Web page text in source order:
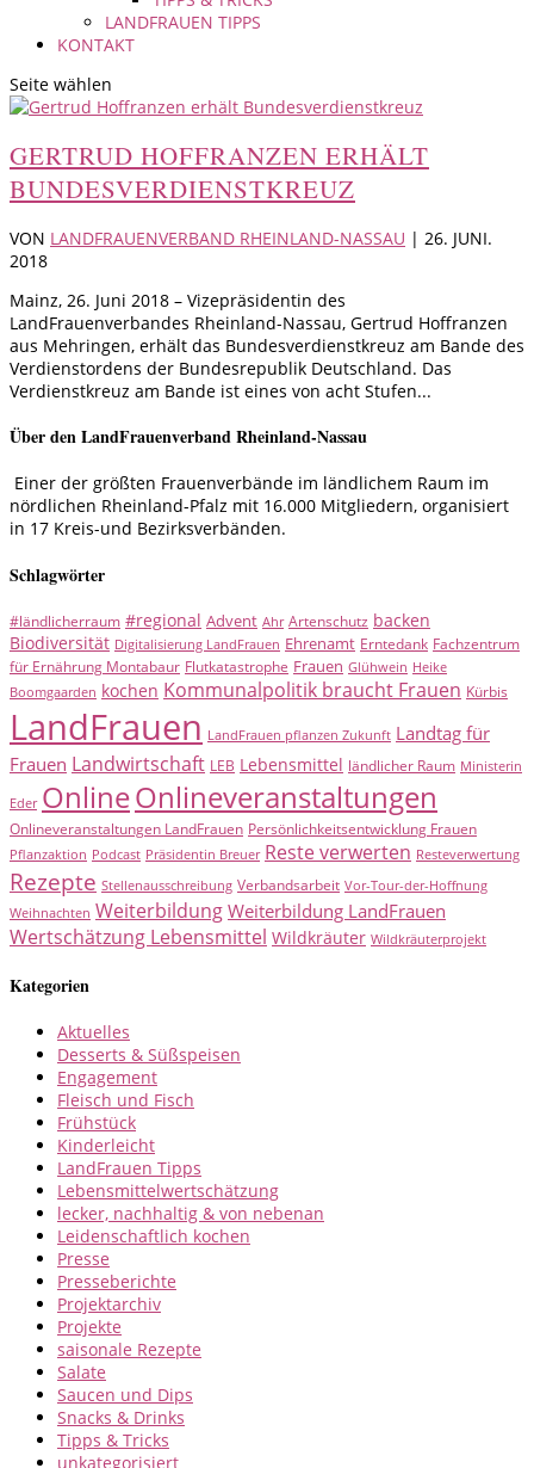
LANDFRAUEN TIPPS
KONTAKT
Seite wählen
GERTRUD HOFFRANZEN ERHÄLT
BUNDESVERDIENSTKREUZ
VON LANDFRAUENVERBAND RHEINLAND-NASSAU | 26. JUNI.
2018
Mainz, 26. Juni 2018 – Vizepräsidentin des
LandFrauenverbandes Rheinland-Nassau, Gertrud Hoffranzen
aus Mehringen, erhält das Bundesverdienstkreuz am Bande des
Verdienstordens der Bundesrepublik Deutschland. Das
Verdienstkreuz am Bande ist eines von acht Stufen...
Über den LandFrauenverband Rheinland-Nassau
Einer der größten Frauenverbände im ländlichem Raum im
nördlichen Rheinland-Pfalz mit 16.000 Mitgliedern, organisiert
in 17 Kreis-und Bezirksverbänden.
Schlagwörter
#ländlicherraum #regional Advent Ahr Artenschutz backen
Biodiversität Digitalisierung LandFrauen Ehrenamt Erntedank Fachzentrum
für Ernährung Montabaur Flutkatastrophe Frauen Glühwein Heike
Boomgaarden kochen Kommunalpolitik braucht Frauen Kürbis
LandFrauen LandFrauen pflanzen Zukunft Landtag für
Frauen Landwirtschaft LEB Lebensmittel ländlicher Raum Ministerin
Eder OnlineOnlineveranstaltungen
Onlineveranstaltungen LandFrauen Persönlichkeitsentwicklung Frauen
Pflanzaktion Podcast Präsidentin Breuer Reste verwerten Resteverwertung
Rezepte Stellenausschreibung Verbandsarbeit Vor-Tour-der-Hoffnung
Weihnachten Weiterbildung Weiterbildung LandFrauen
Wertschätzung Lebensmittel Wildkräuter Wildkräuterprojekt
Kategorien
Aktuelles
Desserts & Süßspeisen
Engagement
Fleisch und Fisch
Frühstück
Kinderleicht
LandFrauen Tipps
Lebensmittelwertschätzung
lecker, nachhaltig & von nebenan
Leidenschaftlich kochen
Presse
Presseberichte
Projektarchiv
Projekte
saisonale Rezepte
Salate
Saucen und Dips
Snacks & Drinks
Tipps & Tricks
unkategorisiert